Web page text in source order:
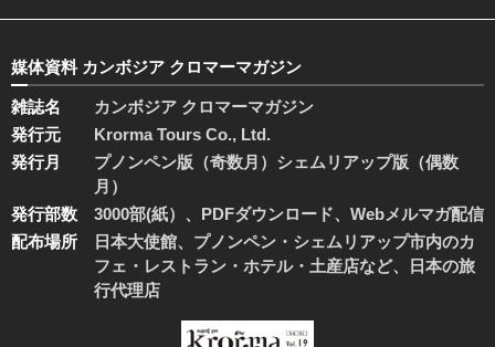
媒体資料 カンボジア クロマーマガジン
雑誌名
カンボジア クロマーマガジン
発行元
Krorma Tours Co., Ltd.
発行月
プノンペン版（奇数月）シェムリアップ版（偶数
月）
発行部数
3000部(紙）、PDFダウンロード、Webメルマガ配信
配布場所
日本大使館、プノンペン・シェムリアップ市内のカ
フェ・レストラン・ホテル・土産店など、日本の旅
行代理店